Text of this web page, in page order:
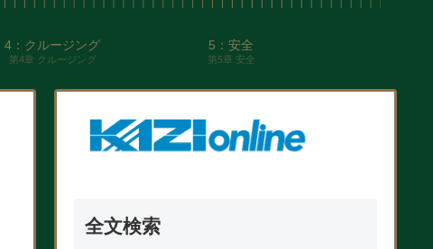
4：クルージング
第4章 クルージング
5：安全
第5章 安全
全文検索